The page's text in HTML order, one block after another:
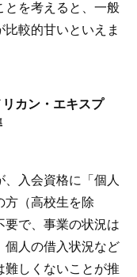
とを考えると、一般
較的甘いといえま
カン・エキスプ
入会資格に「個人
方（高校生を除
要で、事業の状況は
個人の借入状況など
難しくないことが推